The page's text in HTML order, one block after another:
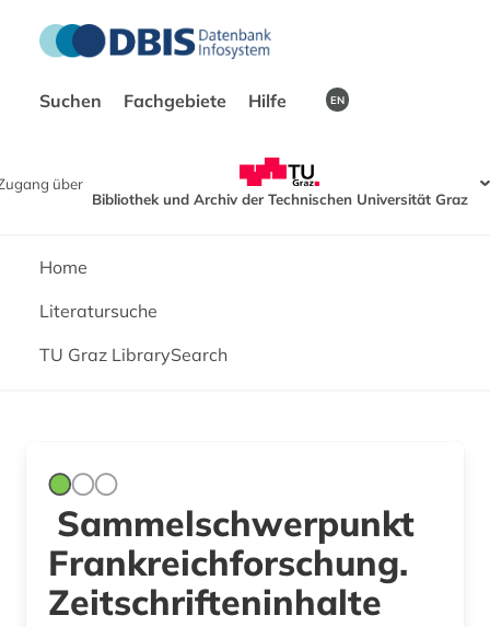
Suchen Fachgebiete Hilfe EN
über
Bibliothek und Archiv der Technischen Universität Graz
Home
Literatursuche
TU Graz LibrarySearch
Sammelschwerpunkt
Frankreichforschung.
Zeitschrifteninhalte